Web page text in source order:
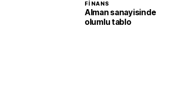
FINANS
Alman sanayisinde
olumlu tablo